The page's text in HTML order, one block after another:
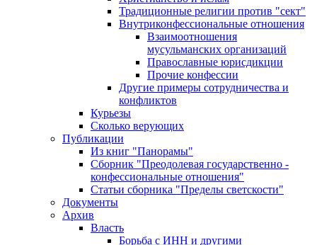
Традиционные религии против "сект"
Внутриконфессиональные отношения
Взаимоотношения
мусульманских организаций
Православные юрисдикции
Прочие конфессии
Другие примеры сотрудничества и
конфликтов
Курьезы
Сколько верующих
Публикации
Из книг "Панорамы"
Сборник "Преодолевая государственно -
конфессиональные отношения"
Статьи сборника "Пределы светскости"
Документы
Архив
Власть
Борьба с ИНН и другими